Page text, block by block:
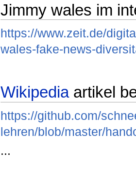
Jimmy wales im
https://www.zeit.de/
wales-fake-news-
Wikipediaartikel
https://github.com/
lehren/blob/master/
...